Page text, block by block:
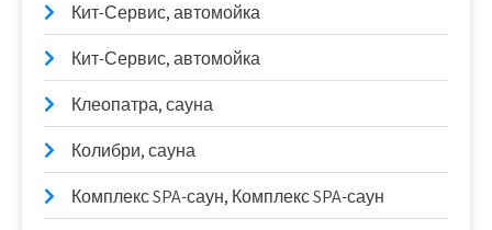
Кит-Сервис, автомойка
Кит-Сервис, автомойка
Клеопатра, сауна
Колибри, сауна
Комплекс SPA-саун, Комплекс SPA-саун